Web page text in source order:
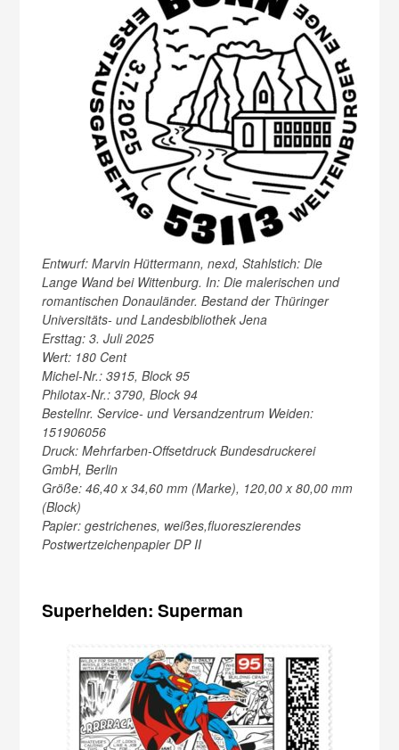
Entwurf: Marvin Hüttermann, nexd, Stahlstich: Die
Lange Wand bei Wittenburg. In: Die malerischen und
romantischen Donauländer. Bestand der Thüringer
Universitäts- und Landesbibliothek Jena
Ersttag: 3. Juli 2025
Wert: 180 Cent
Michel-Nr.: 3915, Block 95
Philotax-Nr.: 3790, Block 94
Bestellnr. Service- und Versandzentrum Weiden:
151906056
Druck: Mehrfarben-Offsetdruck Bundesdruckerei
GmbH, Berlin
Größe: 46,40 x 34,60 mm (Marke), 120,00 x 80,00 mm
(Block)
Papier: gestrichenes, weißes,fluoreszierendes
Postwertzeichenpapier DP II
Superhelden: Superman